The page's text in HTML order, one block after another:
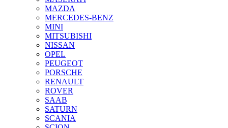
MAZDA
MERCEDES-BENZ
MINI
MITSUBISHI
NISSAN
OPEL
PEUGEOT
PORSCHE
RENAULT
ROVER
SAAB
SATURN
SCANIA